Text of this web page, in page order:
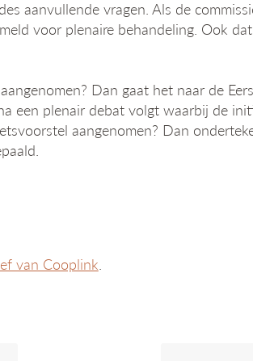
aanvullende vragen. Als de
voor plenaire behandeling. Ook
Dan gaat het naar de
een plenair debat volgt waarbij de
aangenomen? Dan
van Cooplink.